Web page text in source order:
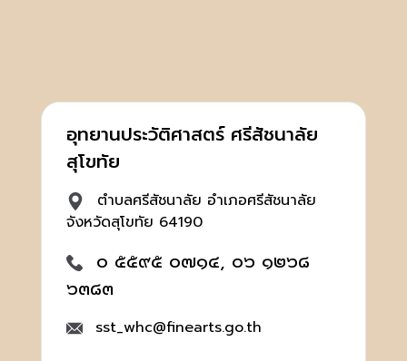
อุทยานประวัติศาสตร์ ศรีสัชนาลัย
สุโขทัย
ตำบลศรีสัชนาลัย อำเภอศรีสัชนาลัย
จังหวัดสุโขทัย 64190
๐ ๕๕๙๕ ๐๗๑๔, ๐๖ ๑๒๖๘
๖๓๘๓
sst_whc@finearts.go.th